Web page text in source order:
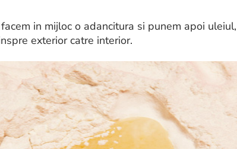
in mijloc o adancitura si punem apoi
exterior catre interior.